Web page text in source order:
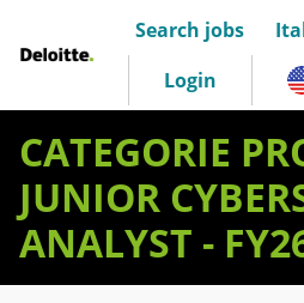
Deloitte Italia
Search jobs
Login
CATEGORIE
JUNIOR
ANALYST -